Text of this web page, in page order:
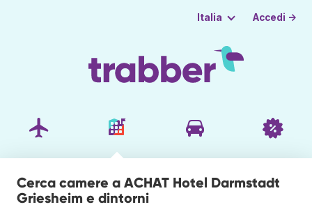
Italia Accedi →
Cerca camere a ACHAT Hotel Darmstadt
Griesheim e dintorni